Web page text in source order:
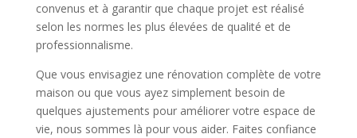
convenus et à garantir que chaque projet est réalisé
selon les normes les plus élevées de qualité et de
professionnalisme.
Que vous envisagiez une rénovation complète de votre
maison ou que vous ayez simplement besoin de
quelques ajustements pour améliorer votre espace de
vie, nous sommes là pour vous aider. Faites confiance